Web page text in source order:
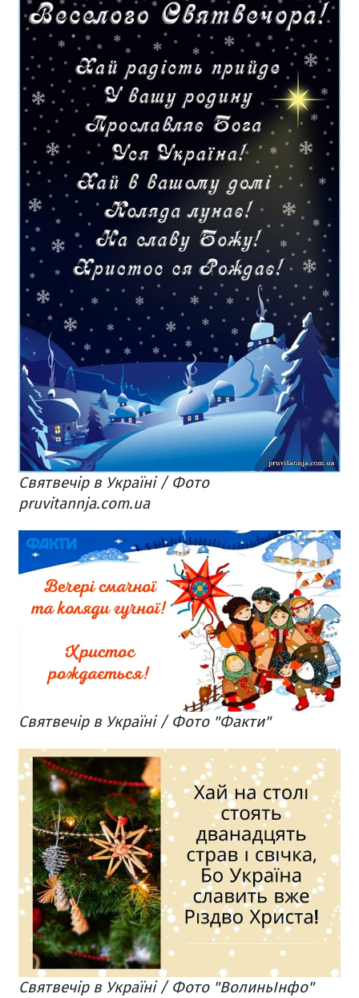
Святвечір в Україні / Фото
pruvitannja.com.ua
Святвечір в Україні / Фото "Факти"
Святвечір в Україні / Фото "ВолиньІнфо"